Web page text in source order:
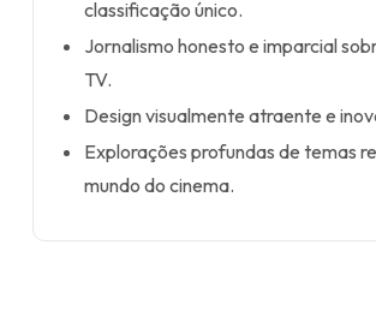
classificação único.
Jornalismo honesto e imparcial
TV.
Design visualmente atraente e
Explorações profundas de temas
mundo do cinema.